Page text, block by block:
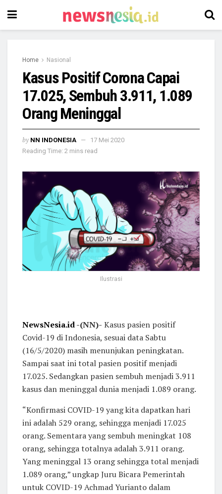
Home Nasional
Kasus Positif Corona Capai
17.025, Sembuh 3.911, 1.089
Orang Meninggal
by NN INDONESIA
17 Mei 2020
Reading Time: 2 mins read
Ilustrasi
NewsNesia.id-(NN)- Kasus pasien positif
Covid-19 di Indonesia, sesuai data Sabtu
(16/5/2020) masih menunjukan peningkatan.
Sampai saat ini total pasien positif menjadi
17.025. Sedangkan pasien sembuh menjadi 3.911
kasus dan meninggal dunia menjadi 1.089 orang.
“Konfirmasi COVID-19 yang kita dapatkan hari
ini adalah 529 orang, sehingga menjadi 17.025
orang. Sementara yang sembuh meningkat 108
orang, sehingga totalnya adalah 3.911 orang.
Yang meninggal 13 orang sehingga total menjadi
1.089 orang,” ungkap Juru Bicara Pemerintah
untuk COVID-19 Achmad Yurianto dalam